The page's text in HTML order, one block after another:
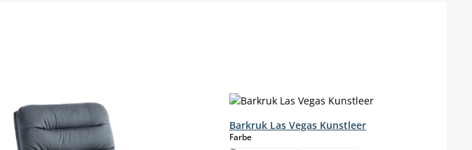
Barkruk Las Vegas Kunstleer
Farbeselect